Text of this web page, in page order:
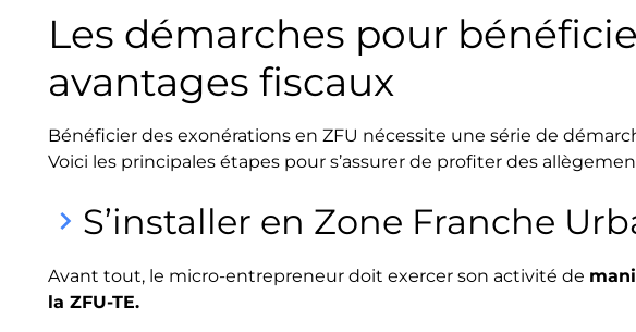
Les démarches pour
avantages fiscaux
Bénéficier des exonérations en ZFU nécessite une série de
Voici les principales étapes pour s’assurer de profiter des
keyboard_arrow_right S’installer en Zone Franche
Avant tout, le micro-entrepreneur doit exercer son activité de
la ZFU-TE.